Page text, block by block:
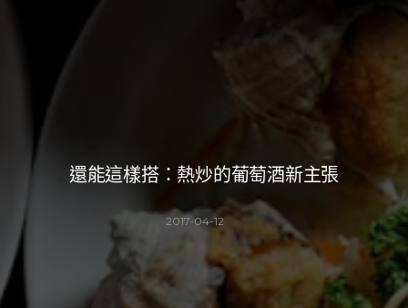
還能這樣搭：熱炒的葡萄酒新主張
2017-04-12